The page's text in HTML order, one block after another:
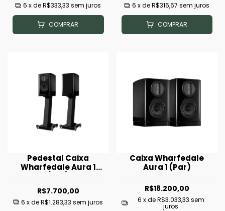
6 x deR$333,33 sem juros
COMPRAR
6 x deR$316,67 sem juros
COMPRAR
Pedestal Caixa
Wharfedale Aura 1
R$7.700,00
6 x deR$1.283,33 sem juros
Caixa Wharfedale
Aura 1 (Par)
R$18.200,00
6 x deR$3.033,33 sem
juros